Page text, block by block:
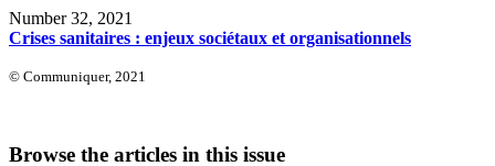
Number 32, 2021
Crises sanitaires : enjeux sociétaux et organisationnels
© Communiquer, 2021
Browse the articles in this issue